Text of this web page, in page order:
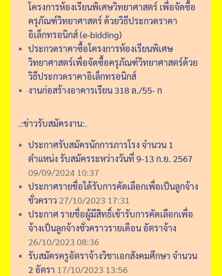
โครงการห้องเรียนพิเศษวิทยาศาสตร์ เพื่อจัดซื้อ
ครุภัณฑ์วิทยาศาสตร์ ด้วยวิธีประกวดราคา
อิเล็กทรอนิกส์ (e-bidding)
ประกวดราคาซื้อโครงการห้องเรียนพิเศษ
วิทยาศาสตร์เพื่อจัดซื้อครุภัณฑ์วิทยาศาสตร์ด้วย
วิธีประกวดราคาอิเล็กทรอนิกส์
งานก่อสร้างอาคารเรียน 318 ล./55- ก
.:ข่าวรับสมัครงาน:.
ประกาศรับสมัครนักการภารโรง จำนวน 1
ตำแหน่ง รับสมัครระหว่างวันที่ 9-13 ก.ย. 2567
09/09/2024 10:37
ประกาศรายชื่อได้รับการคัดเลือกเพื่อเป็นลูกจ้าง
ชั่วคราว 27/10/2023 17:31
ประกาศ รายชื่อผู้มีสิทธิ์เข้ารับการคัดเลือกเพื่อ
จ้างเป็นลูกจ้างชั่วคราวรายเดือน อัตราจ้าง
26/10/2023 08:36
รับสมัครครูอัตราจ้างวิชาเอกสังคมศึกษา จำนวน
2 อัตรา 17/10/2023 13:56